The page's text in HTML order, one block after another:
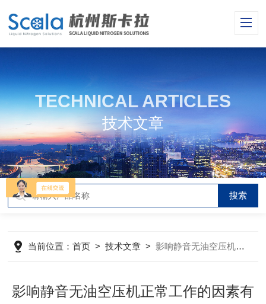
TECHNICAL ARTICLES
技术文章
当前位置：首页 >技术文章 >影响静音无油空压机正常工作的因素有哪些
影响静音无油空压机正常工作的因素有